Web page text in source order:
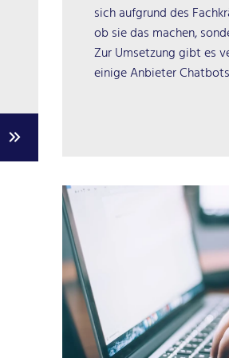
sich aufgrund des
ob sie das machen,
Zur Umsetzung gibt es
einige Anbieter